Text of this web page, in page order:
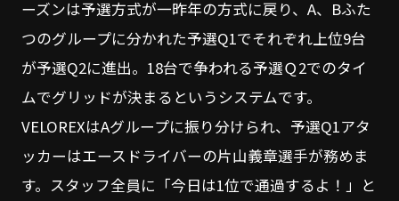
ーズンは予選方式が一昨年の方式に戻り、A、Bふた
つのグループに分かれた予選Q1でそれぞれ上位9台
が予選Q2に進出。18台で争われる予選Ｑ2でのタイ
ムでグリッドが決まるというシステムです。
VELOREXはAグループに振り分けられ、予選Q1アタ
ッカーはエースドライバーの片山義章選手が務めま
す。スタッフ全員に「今日は1位で通過するよ！」と